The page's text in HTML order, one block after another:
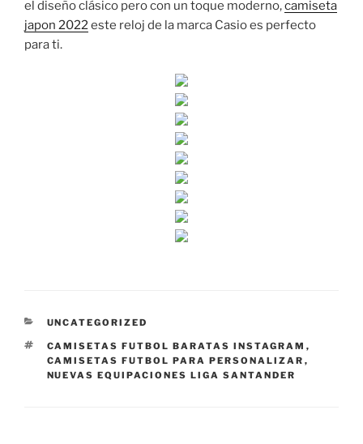
el diseño clásico pero con un toque moderno,camiseta
japon 2022este reloj de la marca Casio es perfecto
para ti.
CATEGORÍAS
UNCATEGORIZED
ETIQUETAS
CAMISETAS FUTBOL BARATAS INSTAGRAM ,
CAMISETAS FUTBOL PARA PERSONALIZAR ,
NUEVAS EQUIPACIONES LIGA SANTANDER